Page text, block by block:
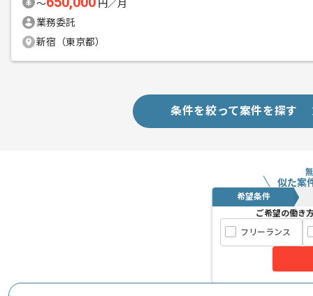
〜
円／月
業務委託
新宿（東京都）
条件を絞って案件を探す
似た案
希望条件
ご希望の働き
フリーランス